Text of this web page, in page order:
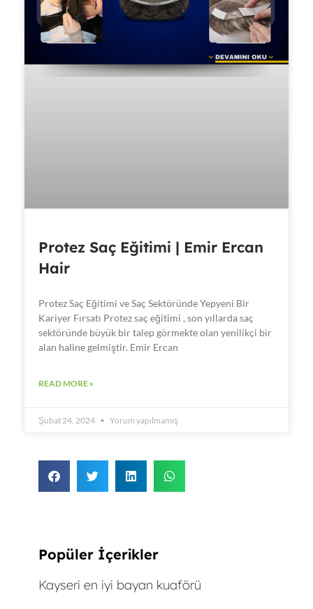
Protez Saç Eğitimi | Emir Ercan
Hair
Protez Saç Eğitimi ve Saç Sektöründe Yepyeni Bir
Kariyer Fırsatı Protez saç eğitimi , son yıllarda saç
sektöründe büyük bir talep görmekte olan yenilikçi bir
alan haline gelmiştir. Emir Ercan
READ MORE »
Şubat 24, 2024 Yorum yapılmamış
Popüler İçerikler
Kayseri en iyi bayan kuaförü